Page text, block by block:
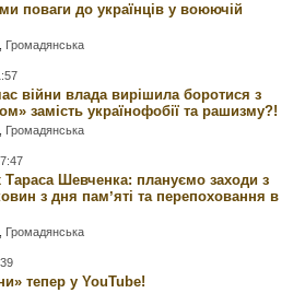
поваги до українців у воюючій
Громадянська
війни влада вирішила боротися з
замість українофобії та рашизму?!
Громадянська
Тараса Шевченка: плануємо заходи з
з дня памʼяті та перепоховання в
Громадянська
тепер у YouTube!